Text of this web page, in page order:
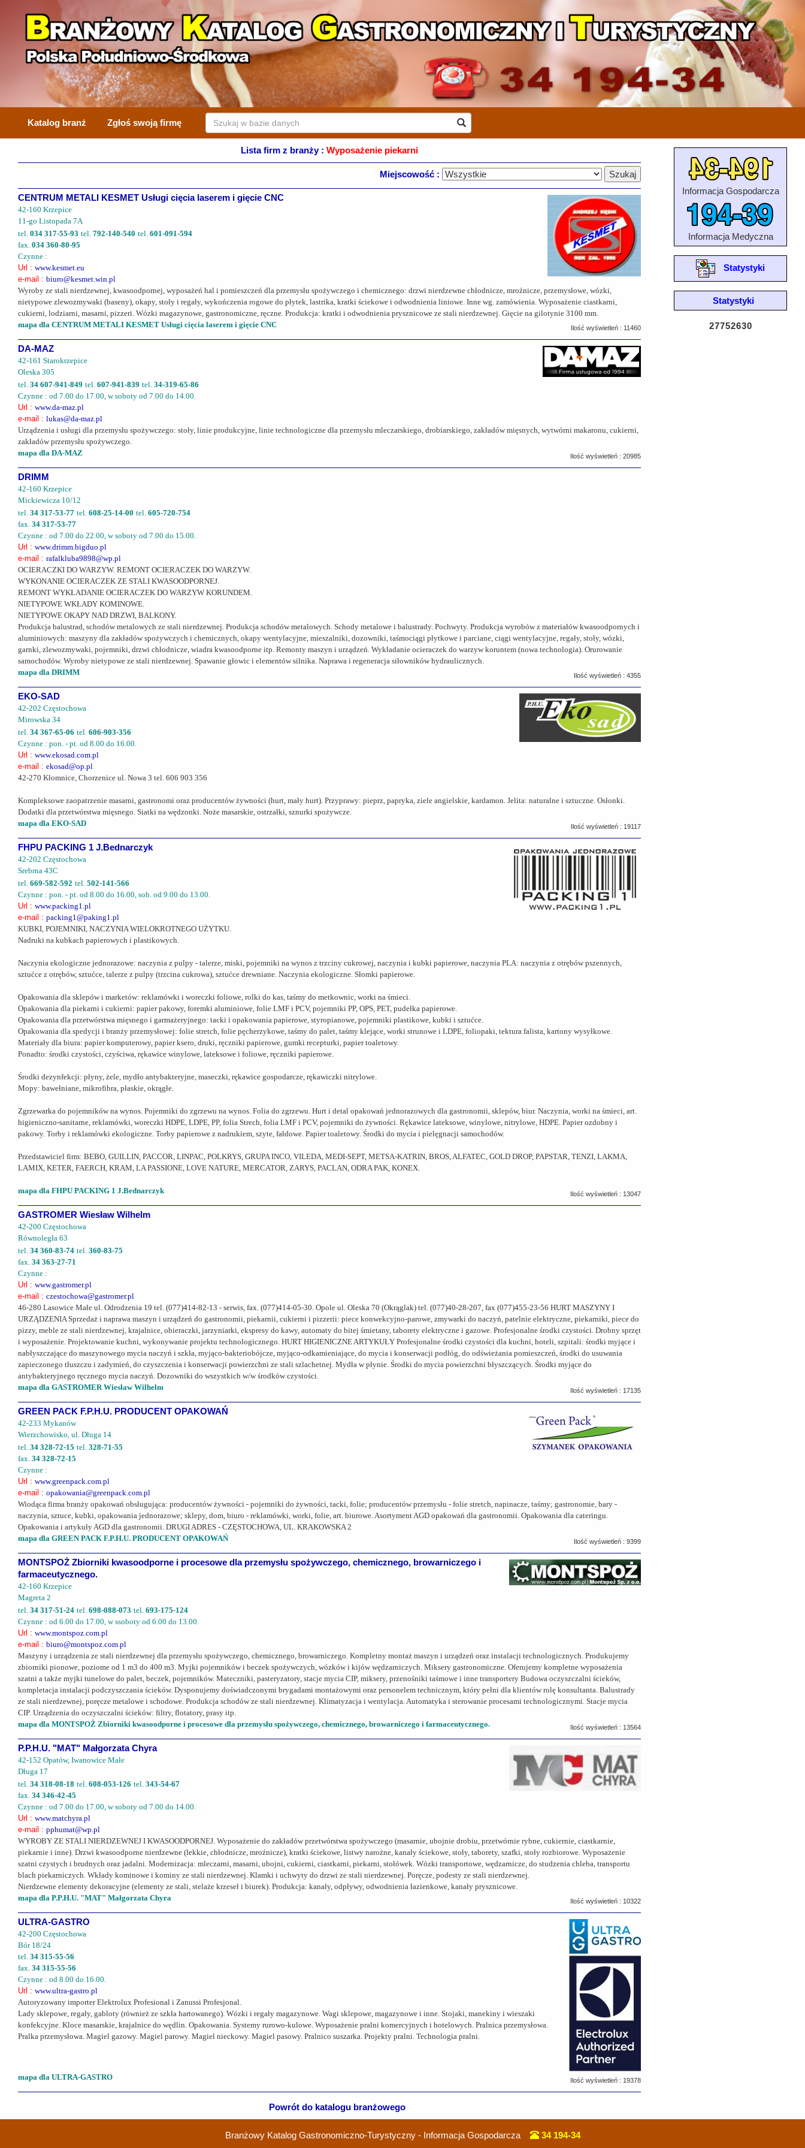
Katalog branż Zgłoś swoją firmę
Lista firm z branży :Wyposażenie piekarni
Miejscowość :
CENTRUM METALI KESMET Usługi cięcia laserem i gięcie CNC
42-160 Krzepice
11-go Listopada 7A
tel. 034 317-55-93 tel. 792-140-540 tel. 601-091-594
fax. 034 360-80-95
Czynne :
Url : www.kesmet.eu
e-mail : biuro@kesmet.win.pl
Wyroby ze stali nierdzewnej, kwasoodpornej, wyposażeń hal i pomieszczeń dla przemysłu spożywczego i chemicznego: drzwi nierdzewne chłodnicze, mroźnicze, przemysłowe, wózki,
nietypowe zlewozmywaki (baseny), okapy, stoły i regały, wykończenia rogowe do płytek, lastrika, kratki ściekowe i odwodnienia liniowe. Inne wg. zamówienia. Wyposażenie ciastkarni,
cukierni, lodziarni, masarni, pizzeri. Wózki magazynowe, gastronomiczne, ręczne. Produkcja: kratki i odwodnienia prysznicowe ze stali nierdzewnej. Gięcie na gilotynie 3100 mm.
mapa dla CENTRUM METALI KESMET Usługi cięcia laserem i gięcie CNC
Ilość wyświetleń : 11460
DA-MAZ
42-161 Starokrzepice
Oleska 305
tel. 34 607-941-849 tel. 607-941-839 tel. 34-319-65-86
Czynne : od 7.00 do 17.00, w soboty od 7.00 do 14.00.
Url : www.da-maz.pl
e-mail : lukas@da-maz.pl
Urządzenia i usługi dla przemysłu spożywczego: stoły, linie produkcyjne, linie technologiczne dla przemysłu mleczarskiego, drobiarskiego, zakładów mięsnych, wytwórni makaronu, cukierni,
zakładów przemysłu spożywczego.
mapa dla DA-MAZ
Ilość wyświetleń : 20985
DRIMM
42-160 Krzepice
Mickiewicza 10/12
tel. 34 317-53-77 tel. 608-25-14-00 tel. 605-720-754
fax. 34 317-53-77
Czynne : od 7.00 do 22.00, w soboty od 7.00 do 15.00.
Url : www.drimm.bigduo.pl
e-mail : rafalkluba9898@wp.pl
OCIERACZKI DO WARZYW. REMONT OCIERACZEK DO WARZYW.
WYKONANIE OCIERACZEK ZE STALI KWASOODPORNEJ.
REMONT WYKŁADANIE OCIERACZEK DO WARZYW KORUNDEM.
NIETYPOWE WKŁADY KOMINOWE.
NIETYPOWE OKAPY NAD DRZWI, BALKONY.
Produkcja balustrad, schodów metalowych ze stali nierdzewnej. Produkcja schodów metalowych. Schody metalowe i balustrady. Pochwyty. Produkcja wyrobów z materiałów kwasoodpornych i
aluminiowych: maszyny dla zakładów spożywczych i chemicznych, okapy wentylacyjne, mieszalniki, dozowniki, taśmociągi płytkowe i parciane, ciągi wentylacyjne, regały, stoły, wózki,
garnki, zlewozmywaki, pojemniki, drzwi chłodnicze, wiadra kwasoodporne itp. Remonty maszyn i urządzeń. Wykładanie ocieraczek do warzyw koruntem (nowa technologia). Orurowanie
samochodów. Wyroby nietypowe ze stali nierdzewnej. Spawanie głowic i elementów silnika. Naprawa i regeneracja siłowników hydraulicznych.
mapa dla DRIMM
Ilość wyświetleń : 4355
EKO-SAD
42-202 Częstochowa
Mirowska 34
tel. 34 367-65-06 tel. 606-903-356
Czynne : pon. - pt. od 8.00 do 16.00.
Url : www.ekosad.com.pl
e-mail : ekosad@op.pl
42-270 Kłomnice, Chorzenice ul. Nowa 3 tel. 606 903 356
Kompleksowe zaopatrzenie masarni, gastronomi oraz producentów żywności (hurt, mały hurt). Przyprawy: pieprz, papryka, ziele angielskie, kardamon. Jelita: naturalne i sztuczne. Osłonki.
Dodatki dla przetwórstwa mięsnego. Siatki na wędzonki. Noże masarskie, ostrzałki, sznurki spożywcze.
mapa dla EKO-SAD
Ilość wyświetleń : 19117
FHPU PACKING 1 J.Bednarczyk
42-202 Częstochowa
Srebrna 43C
tel. 669-582-592 tel. 502-141-566
Czynne : pon. - pt. od 8.00 do 16.00, sob. od 9.00 do 13.00.
Url : www.packing1.pl
e-mail : packing1@paking1.pl
KUBKI, POJEMNIKI, NACZYNIA WIELOKROTNEGO UŻYTKU.
Nadruki na kubkach papierowych i plastikowych.
Naczynia ekologiczne jednorazowe: naczynia z pulpy - talerze, miski, pojemniki na wynos z trzciny cukrowej, naczynia i kubki papierowe, naczynia PLA: naczynia z otrębów pszennych,
sztućce z otrębów, sztućce, talerze z pulpy (trzcina cukrowa), sztućce drewniane. Naczynia ekologiczne. Słomki papierowe.
Opakowania dla sklepów i marketów: reklamówki i woreczki foliowe, rolki do kas, taśmy do metkownic, worki na śmieci.
Opakowania dla piekarni i cukierni: papier pakowy, foremki aluminiowe, folie LMF i PCV, pojemniki PP, OPS, PET, pudełka papierowe.
Opakowania dla przetwórstwa mięsnego i garmażeryjnego: tacki i opakowania papierowe, styropianowe, pojemniki plastikowe, kubki i sztućce.
Opakowania dla spedycji i branży przemysłowej: folie stretch, folie pęcherzykowe, taśmy do palet, taśmy klejące, worki strunowe i LDPE, foliopaki, tektura falista, kartony wysyłkowe.
Materiały dla biura: papier komputerowy, papier ksero, druki, ręczniki papierowe, gumki recepturki, papier toaletowy.
Ponadto: środki czystości, czyściwa, rękawice winylowe, lateksowe i foliowe, ręczniki papierowe.
Środki dezynfekcji: płyny, żele, mydło antybakteryjne, maseczki, rękawice gospodarcze, rękawiczki nitrylowe.
Mopy: bawełniane, mikrofibra, płaskie, okrągłe.
Zgrzewarka do pojemników na wynos. Pojemniki do zgrzewu na wynos. Folia do zgrzewu. Hurt i detal opakowań jednorazowych dla gastronomii, sklepów, biur. Naczynia, worki na śmieci, art.
higieniczno-sanitarne, reklamówki, woreczki HDPE, LDPE, PP, folia Strech, folia LMF i PCV, pojemniki do żywności. Rękawice lateksowe, winylowe, nitrylowe, HDPE. Papier ozdobny i
pakowy. Torby i reklamówki ekologiczne. Torby papierowe z nadrukiem, szyte, fałdowe. Papier toaletowy. Środki do mycia i pielęgnacji samochodów.
Przedstawiciel firm: BEBO, GUILLIN, PACCOR, LINPAC, POLKRYS, GRUPA INCO, VILEDA, MEDI-SEPT, METSA-KATRIN, BROS, ALFATEC, GOLD DROP, PAPSTAR, TENZI, LAKMA,
LAMIX, KETER, FAERCH, KRAM, LA PASSIONE, LOVE NATURE, MERCATOR, ZARYS, PACLAN, ODRA PAK, KONEX.
mapa dla FHPU PACKING 1 J.Bednarczyk Ilość wyświetleń : 13047
GASTROMER Wiesław Wilhelm
42-200 Częstochowa
Równoległa 63
tel. 34 360-83-74 tel. 360-83-75
fax. 34 363-27-71
Czynne :
Url : www.gastromer.pl
e-mail : czestochowa@gastromer.pl
46-280 Lasowice Małe ul. Odrodzenia 19 tel. (077)414-82-13 - serwis, fax. (077)414-05-30. Opole ul. Oleska 70 (Okrąglak) tel. (077)40-28-207, fax (077)455-23-56 HURT MASZYNY I
URZĄDZENIA Sprzedaż i naprawa maszyn i urządzeń do gastronomii, piekarnii, cukierni i pizzerii: piece konwekcyjno-parowe, zmywarki do naczyń, patelnie elektryczne, piekarniki, piece do
pizzy, meble ze stali nierdzewnej, krajalnice, obieraczki, jarzyniarki, ekspresy do kawy, automaty do bitej śmietany, taborety elektryczne i gazowe. Profesjonalne środki czystości. Drobny sprzęt
i wyposażenie. Projektowanie kuchni, wykonywanie projektu technologicznego. HURT HIGIENICZNE ARTYKUŁY Profesjonalne środki czystości dla kuchni, hoteli, szpitali: środki myjące i
nabłyszczające do maszynowego mycia naczyń i szkła, myjąco-bakteriobójcze, myjąco-odkamieniające, do mycia i konserwacji podłóg, do odświeżania pomieszczeń, środki do usuwania
zapieczonego tłuszczu i zadymień, do czyszczenia i konserwacji powierzchni ze stali szlachetnej. Mydła w płynie. Środki do mycia powierzchni błyszczących. Środki myjące do
antybakteryjnego ręcznego mycia naczyń. Dozowniki do wszystkich w/w środków czystości.
mapa dla GASTROMER Wiesław Wilhelm
Ilość wyświetleń : 17135
GREEN PACK F.P.H.U. PRODUCENT OPAKOWAŃ
42-233 Mykanów
Wierzchowisko, ul. Długa 14
tel. 34 328-72-15 tel. 328-71-55
fax. 34 328-72-15
Czynne :
Url : www.greenpack.com.pl
e-mail : opakowania@greenpack.com.pl
Wiodąca firma branży opakowań obsługująca: producentów żywności - pojemniki do żywności, tacki, folie; producentów przemysłu - folie stretch, napinacze, taśmy; gastronomie, bary -
naczynia, sztuce, kubki, opakowania jednorazowe; sklepy, dom, biuro - reklamówki, worki, folie, art. biurowe. Asortyment AGD opakowań dla gastronomii. Opakowania dla cateringu.
Opakowania i artykuły AGD dla gastronomii. DRUGI ADRES - CZĘSTOCHOWA, UL. KRAKOWSKA 2
mapa dla GREEN PACK F.P.H.U. PRODUCENT OPAKOWAŃ
Ilość wyświetleń : 9399
MONTSPOŻ Zbiorniki kwasoodporne i procesowe dla przemysłu spożywczego, chemicznego, browarniczego i
farmaceutycznego.
42-160 Krzepice
Magreta 2
tel. 34 317-51-24 tel. 698-088-073 tel. 693-175-124
Czynne : od 6.00 do 17.00, w ssoboty od 6.00 do 13.00.
Url : www.montspoz.com.pl
e-mail : biuro@montspoz.com.pl
Maszyny i urządzenia ze stali nierdzewnej dla przemysłu spożywczego, chemicznego, browarniczego. Kompletny montaż maszyn i urządzeń oraz instalacji technologicznych. Produkujemy
zbiorniki pionowe, poziome od 1 m3 do 400 m3. Myjki pojemników i beczek spożywczych, wózków i kijów wędzarniczych. Miksery gastronomiczne. Oferujemy kompletne wyposażenia
szatni a także myjki tunelowe do palet, beczek, pojemników. Mateczniki, pasteryzatory, stacje mycia CIP, miksery, przenośniki taśmowe i inne transportery Budowa oczyszczalni ścieków,
kompletacja instalacji podczyszczania ścieków. Dysponujemy doświadczonymi brygadami montażowymi oraz personelem technicznym, który pełni dla klientów rolę konsultanta. Balustrady
ze stali nierdzewnej, poręcze metalowe i schodowe. Produkcja schodów ze stali nierdzewnej. Klimatyzacja i wentylacja. Automatyka i sterowanie procesami technologicznymi. Stacje mycia
CIP. Urządzenia do oczyszczalni ścieków: filtry, flotatory, prasy itp.
mapa dla MONTSPOŻ Zbiorniki kwasoodporne i procesowe dla przemysłu spożywczego, chemicznego, browarniczego i farmaceutycznego.
Ilość wyświetleń : 13564
P.P.H.U. "MAT" Małgorzata Chyra
42-152 Opatów, Iwanowice Małe
Długa 17
tel. 34 318-08-18 tel. 608-053-126 tel. 343-54-67
fax. 34 346-42-45
Czynne : od 7.00 do 17.00, w soboty od 7.00 do 14.00.
Url : www.matchyra.pl
e-mail : pphumat@wp.pl
WYROBY ZE STALI NIERDZEWNEJ I KWASOODPORNEJ. Wyposażenie do zakładów przetwórstwa spożywczego (masarnie, ubojnie drobiu, przetwórnie rybne, cukiernie, ciastkarnie,
piekarnie i inne). Drzwi kwasoodporne nierdzewne (lekkie, chłodnicze, mroźnicze), kratki ściekowe, listwy narożne, kanały ściekowe, stoły, taborety, szafki, stoły rozbiorowe. Wyposażenie
szatni czystych i brudnych oraz jadalni. Modernizacja: mleczarni, masarni, ubojni, cukierni, ciastkarni, piekarni, stołówek. Wózki transportowe, wędzarnicze, do studzenia chleba, transportu
blach piekarniczych. Wkłady kominowe i kominy ze stali nierdzewnej. Klamki i uchwyty do drzwi ze stali nierdzewnej. Poręcze, podesty ze stali nierdzewnej.
Nierdzewne elementy dekoracyjne (elementy ze stali, stelaże krzeseł i biurek). Produkcja: kanały, odpływy, odwodnienia łazienkowe, kanały prysznicowe.
mapa dla P.P.H.U. "MAT" Małgorzata Chyra
Ilość wyświetleń : 10322
ULTRA-GASTRO
42-200 Częstochowa
Bór 18/24
tel. 34 315-55-56
fax. 34 315-55-56
Czynne : od 8.00 do 16.00.
Url : www.ultra-gastro.pl
Autoryzowany importer Elektrolux Profesional i Zanussi Profesjonal.
Lady sklepowe, regały, gabloty (również ze szkła hartowanego). Wózki i regały magazynowe. Wagi sklepowe, magazynowe i inne. Stojaki, manekiny i wieszaki
konfekcyjne. Kloce masarskie, krajalnice do wędlin. Opakowania. Systemy rurowo-kulowe. Wyposażenie pralni komercyjnych i hotelowych. Pralnica przemysłowa.
Pralka przemysłowa. Magiel gazowy. Magiel parowy. Magiel nieckowy. Magiel pasowy. Pralnico suszarka. Projekty pralni. Technologia pralni.
mapa dla ULTRA-GASTRO Ilość wyświetleń : 19378
Powrót do katalogu branżowego
Informacja Gospodarcza
Informacja Medyczna
Statystyki
Statystyki
27752630
Branżowy Katalog Gastronomiczno-Turystyczny - Informacja Gospodarcza 34 194-34